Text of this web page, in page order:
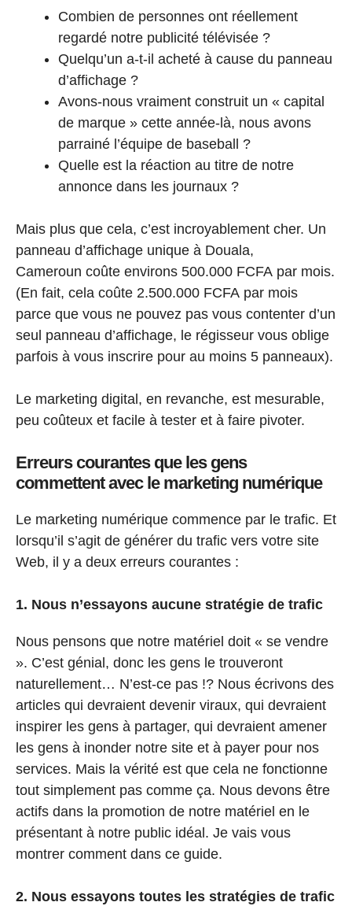
Combien de personnes ont réellement
regardé notre publicité télévisée ?
Quelqu’un a-t-il acheté à cause du panneau
d’affichage ?
Avons-nous vraiment construit un « capital
de marque » cette année-là, nous avons
parrainé l’équipe de baseball ?
Quelle est la réaction au titre de notre
annonce dans les journaux ?
Mais plus que cela, c’est incroyablement cher. Un
panneau d’affichage unique à Douala,
Cameroun coûte environs 500.000 FCFA par mois.
(En fait, cela coûte 2.500.000 FCFA par mois
parce que vous ne pouvez pas vous contenter d’un
seul panneau d’affichage, le régisseur vous oblige
parfois à vous inscrire pour au moins 5 panneaux).
Le marketing digital, en revanche, est mesurable,
peu coûteux et facile à tester et à faire pivoter.
Erreurs courantes que les gens
commettent avec le marketing numérique
Le marketing numérique commence par le trafic. Et
lorsqu’il s’agit de générer du trafic vers votre site
Web, il y a deux erreurs courantes :
1. Nous n’essayons aucune stratégie de trafic
Nous pensons que notre matériel doit « se vendre
». C’est génial, donc les gens le trouveront
naturellement… N’est-ce pas !? Nous écrivons des
articles qui devraient devenir viraux, qui devraient
inspirer les gens à partager, qui devraient amener
les gens à inonder notre site et à payer pour nos
services. Mais la vérité est que cela ne fonctionne
tout simplement pas comme ça. Nous devons être
actifs dans la promotion de notre matériel en le
présentant à notre public idéal. Je vais vous
montrer comment dans ce guide.
2. Nous essayons toutes les stratégies de trafic